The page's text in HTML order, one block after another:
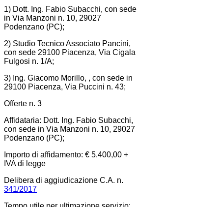
1) Dott. Ing. Fabio Subacchi, con sede
in Via Manzoni n. 10, 29027
Podenzano (PC);
2) Studio Tecnico Associato Pancini,
con sede 29100 Piacenza, Via Cigala
Fulgosi n. 1/A;
3) Ing. Giacomo Morillo, , con sede in
29100 Piacenza, Via Puccini n. 43;
Offerte n. 3
Affidataria: Dott. Ing. Fabio Subacchi,
con sede in Via Manzoni n. 10, 29027
Podenzano (PC);
Importo di affidamento: € 5.400,00 +
IVA di legge
Delibera di aggiudicazione C.A. n.
341/2017